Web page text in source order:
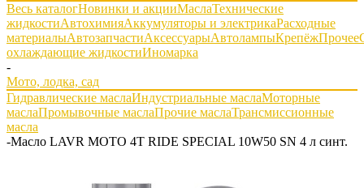
Весь каталогНовинки и акцииМаслаТехнические
жидкостиАвтохимияАккумуляторы и электрикаРасходные
материалыАвтозапчастиАксессуарыАвтолампыКрепёжПрочее
охлаждающие жидкостиИномарка
-
Мото, лодка, сад
Гидравлические маслаИндустриальные маслаМоторные
маслаПромывочные маслаПрочие маслаТрансмиссионные
масла
-Масло LAVR MOTO 4T RIDE SPECIAL 10W50 SN 4 л синт.